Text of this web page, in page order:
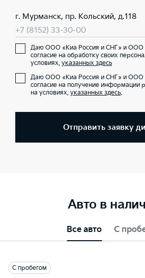
г. Мурманск, пр. Кольский, д.118
+7 (8152) 33-30-00
Даю ООО «Киа Россия и СНГ» и ООО
согласие на обработку своих
условиях, указанных здесь
Даю ООО «Киа Россия и СНГ» и ООО
согласие на получение информации
на условиях, указанных здесь.
Отправить заявку
Авто в
Все авто С
С пробегом